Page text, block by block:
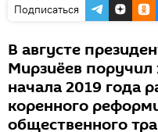
Подписаться
В августе
Мирзиёев
начала 2019 года
коренного
общественного